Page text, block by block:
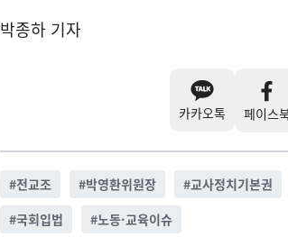
박종하 기자
카카오톡 페이스
#전교조 #박영환위원장 #교사정치기본권
#국회입법 #노동·교육이슈